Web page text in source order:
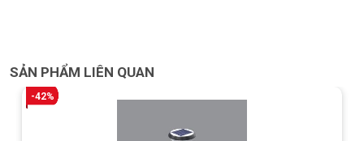
SẢN PHẨM LIÊN QUAN
-42%